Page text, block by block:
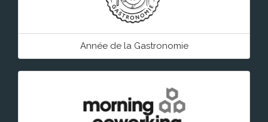
Année de la Gastronomie